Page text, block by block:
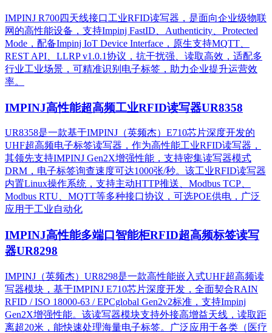
IMPINJ R700四天线接口工业RFID读写器，是面向企业级物联
网的高性能设备，支持Impinj FastID、Authenticity、Protected
Mode，配备Impinj IoT Device Interface，原生支持MQTT、
REST API、LLRP v1.0.1协议，抗干扰强、读取高效，适配多
行业工业场景，可精准识别电子标签，助力企业提升运营效
率。
IMPINJ高性能超高频工业RFID读写器UR8358
UR8358是一款基于IMPINJ（英频杰）E710芯片深度开发的
UHF超高频电子标签读写器，作为高性能工业RFID读写器，
其领先支持IMPINJ Gen2X增强性能，支持密集读写器模式
DRM，电子标签询查速度可达1000张/秒。该工业RFID读写器
内置Linux操作系统，支持主动HTTP推送、Modbus TCP、
Modbus RTU、MQTT等多种接口协议，可选POE供电，广泛
应用于工业自动化
IMPINJ高性能多端口智能柜RFID超高频标签读写
器UR8298
IMPINJ（英频杰）UR8298是一款高性能嵌入式UHF超高频读
写器模块，基于IMPINJ E710芯片深度开发，全面契合RAIN
RFID / ISO 18000-63 / EPCglobal Gen2v2标准，支持Impinj
Gen2X增强性能。该读写器模块支持外接高增益天线，读取距
离超20米，能快速处理海量电子标签。广泛应用于各类（医疗